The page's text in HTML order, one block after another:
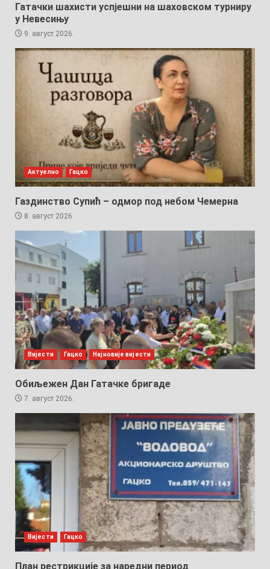
Гатачки шахисти успјешни на шаховском турниру
у Невесињу
9. август 2026.
Актуелно Гацко
Газдинство Супић – одмор под небом Чемерна
8. август 2026.
Вијести Гацко Најновије вијести
Обиљежен Дан Гатачке бригаде
7. август 2026.
Вијести Гацко
План рестрикције за наредни период